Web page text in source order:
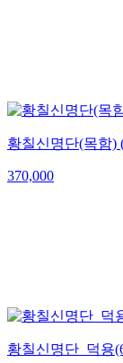
황칠신명단(목함)
370,000
황칠신명단_덕용